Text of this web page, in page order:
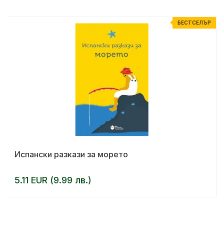
БЕСТСЕЛЪР
Испански разкази за морето
5.11 EUR (9.99 лв.)